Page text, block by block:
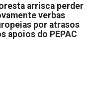
arrisca perder
verbas
por atrasos
apoios do PEPAC